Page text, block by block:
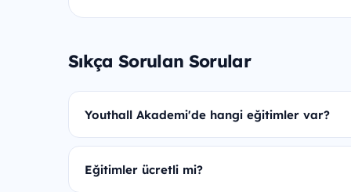
Sıkça Sorulan Sorular
Youthall Akademi'de hangi eğitimler var?
Eğitimler ücretli mi?